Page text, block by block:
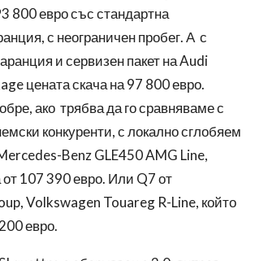
800 евро със стандартна
с неограничен пробег. А с
и сервизен пакет на Audi
цената скача на 97 800 евро.
ако трябва да го сравняваме с
конкуренти, с локално сглобяем
Benz GLE450 AMG Line,
от 107 390 евро. Или Q7 от
Volkswagen Touareg R-Line, който
евро.